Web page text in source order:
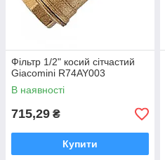
Фільтр 1/2" косий сітчастий
Giacomini R74AY003
В наявності
715,29 ₴
Купити